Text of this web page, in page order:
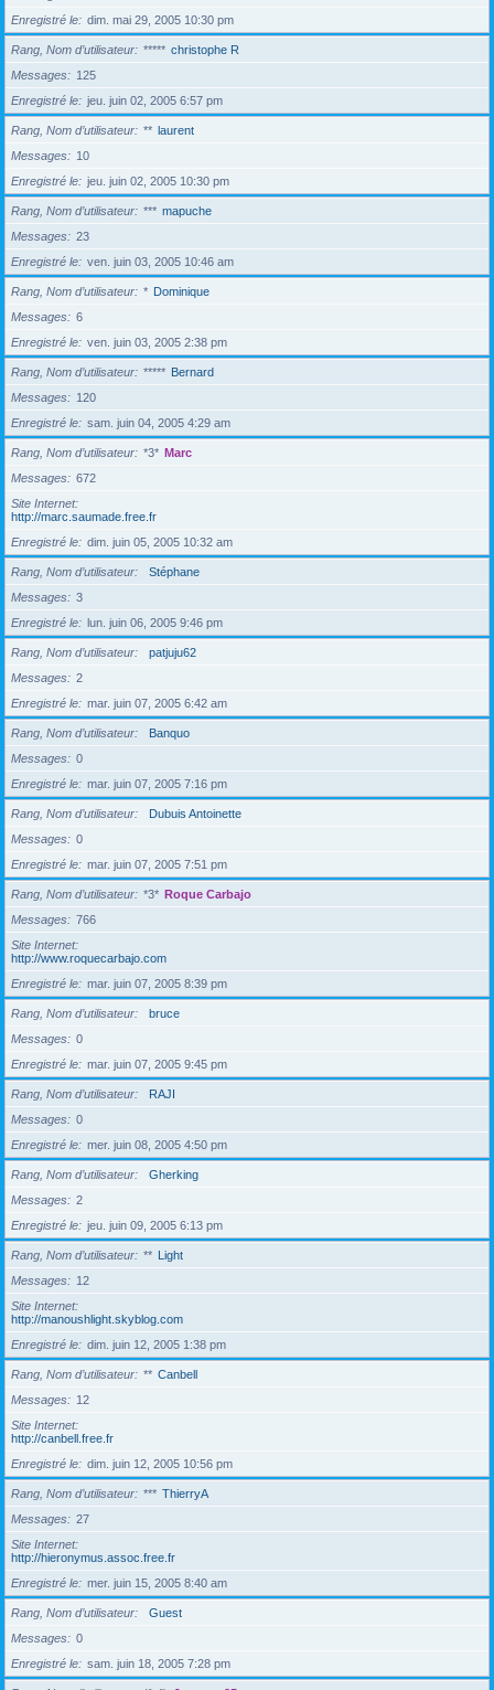
Enregistré le
dim. mai 29, 2005 10:30 pm
Rang, Nom d’utilisateur ***** christophe R
Messages
125
Enregistré le
jeu. juin 02, 2005 6:57 pm
Rang, Nom d’utilisateur ** laurent
Messages
10
Enregistré le
jeu. juin 02, 2005 10:30 pm
Rang, Nom d’utilisateur *** mapuche
Messages
23
Enregistré le
ven. juin 03, 2005 10:46 am
Rang, Nom d’utilisateur * Dominique
Messages
6
Enregistré le
ven. juin 03, 2005 2:38 pm
Rang, Nom d’utilisateur ***** Bernard
Messages
120
Enregistré le
sam. juin 04, 2005 4:29 am
Rang, Nom d’utilisateur *3* Marc
Messages
672
Site Internet
http://marc.saumade.free.fr
Enregistré le
dim. juin 05, 2005 10:32 am
Rang, Nom d’utilisateur
Stéphane
Messages
3
Enregistré le
lun. juin 06, 2005 9:46 pm
Rang, Nom d’utilisateur
patjuju62
Messages
2
Enregistré le
mar. juin 07, 2005 6:42 am
Rang, Nom d’utilisateur
Banquo
Messages
0
Enregistré le
mar. juin 07, 2005 7:16 pm
Rang, Nom d’utilisateur
Dubuis Antoinette
Messages
0
Enregistré le
mar. juin 07, 2005 7:51 pm
Rang, Nom d’utilisateur *3* Roque Carbajo
Messages
766
Site Internet
http://www.roquecarbajo.com
Enregistré le
mar. juin 07, 2005 8:39 pm
Rang, Nom d’utilisateur
bruce
Messages
0
Enregistré le
mar. juin 07, 2005 9:45 pm
Rang, Nom d’utilisateur
RAJI
Messages
0
Enregistré le
mer. juin 08, 2005 4:50 pm
Rang, Nom d’utilisateur
Gherking
Messages
2
Enregistré le
jeu. juin 09, 2005 6:13 pm
Rang, Nom d’utilisateur ** Light
Messages
12
Site Internet
http://manoushlight.skyblog.com
Enregistré le
dim. juin 12, 2005 1:38 pm
Rang, Nom d’utilisateur ** Canbell
Messages
12
Site Internet
http://canbell.free.fr
Enregistré le
dim. juin 12, 2005 10:56 pm
Rang, Nom d’utilisateur *** ThierryA
Messages
27
Site Internet
http://hieronymus.assoc.free.fr
Enregistré le
mer. juin 15, 2005 8:40 am
Rang, Nom d’utilisateur
Guest
Messages
0
Enregistré le
sam. juin 18, 2005 7:28 pm